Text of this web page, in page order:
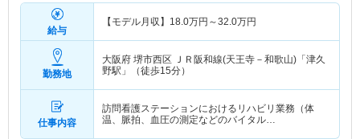
給与
【モデル月収】 18.0万円～32.0万円
勤務地
大阪府 堺市西区 ＪＲ阪和線(天王寺－和歌山)「津久
野駅」（徒歩15分）
仕事内容
訪問看護ステーションにおけるリハビリ業務（体
温、脈拍、血圧の測定などのバイタル…